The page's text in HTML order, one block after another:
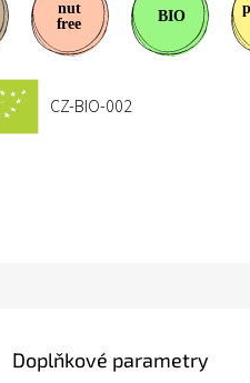
CZ-BIO-002
Doplňkové parametry